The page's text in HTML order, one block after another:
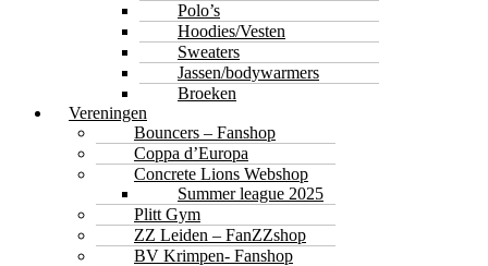
Polo’s
Hoodies/Vesten
Sweaters
Jassen/bodywarmers
Broeken
Vereningen
Bouncers – Fanshop
Coppa d’Europa
Concrete Lions Webshop
Summer league 2025
Plitt Gym
ZZ Leiden – FanZZshop
BV Krimpen- Fanshop